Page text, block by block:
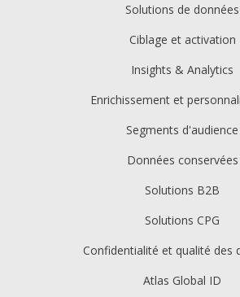
Solutions de données
Ciblage et activation
Insights & Analytics
Enrichissement et
Segments d'audience
Données conservées
Solutions B2B
Solutions CPG
Confidentialité et qualité des
Atlas Global ID